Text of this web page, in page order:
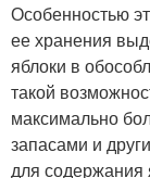
Особенностью
ее хранения
яблоки в
такой
максимально
запасами и
для содержания